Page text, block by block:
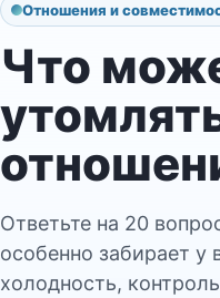
Отношения и
Что
Ответьте на 20
особенно забирает у
холодность,